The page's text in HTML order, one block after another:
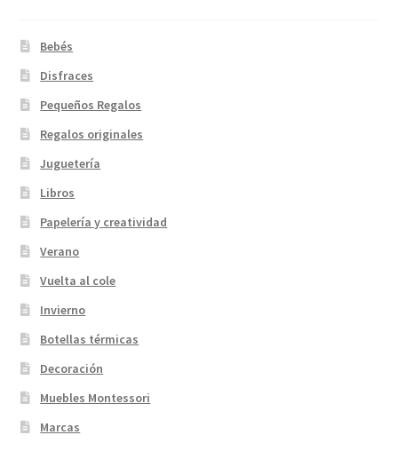
Bebés
Disfraces
Pequeños Regalos
Regalos originales
Juguetería
Libros
Papelería y creatividad
Verano
Vuelta al cole
Invierno
Botellas térmicas
Decoración
Muebles Montessori
Marcas